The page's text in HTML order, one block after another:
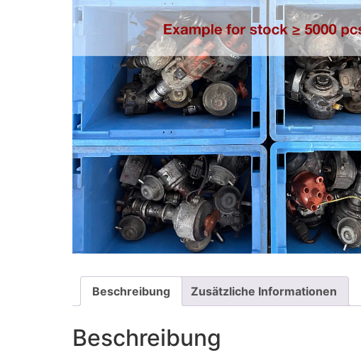
Beschreibung Zusätzliche Informationen
Beschreibung